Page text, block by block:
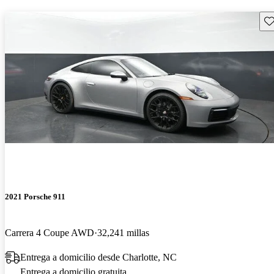
2021 Porsche 911
Carrera 4 Coupe AWD 32,241 millas
Entrega a domicilio desde Charlotte, NC